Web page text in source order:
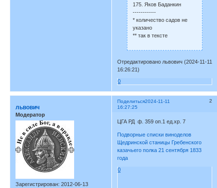
175. Яков Баданкин
------------
* количество садов не
указано
** так в тексте
Отредактировано львович (2024-11-11
16:26:21)
0
Поделиться 2
2024-11-11
16:27:25
львович
Модератор
Зарегистрирован: 2012-06-13
ЦГА РД ф. 359 оп.1 ед.хр. 7
Подворные списки виноделов
Щедринской станицы Гребенского
казачьего полка 21 сентября 1833
года
0